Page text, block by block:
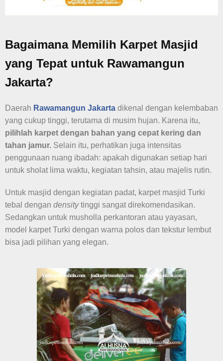
Bagaimana Memilih Karpet Masjid
yang Tepat untuk Rawamangun
Jakarta?
Daerah Rawamangun Jakarta dikenal dengan kelembaban
yang cukup tinggi, terutama di musim hujan. Karena itu,
pilihlah karpet dengan bahan yang cepat kering dan
tahan jamur. Selain itu, perhatikan juga intensitas
penggunaan ruang ibadah: apakah digunakan setiap hari
untuk sholat lima waktu, kegiatan tahsin, atau majelis rutin.
Untuk masjid dengan kegiatan padat, karpet masjid Turki
tebal dengan densitytinggi sangat direkomendasikan.
Sedangkan untuk musholla perkantoran atau yayasan,
model karpet Turki dengan warna polos dan tekstur lembut
bisa jadi pilihan yang elegan.